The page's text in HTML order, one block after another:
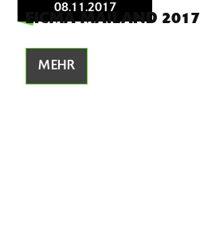
08.11.2017
EICMA MAILAND 2017
MEHR